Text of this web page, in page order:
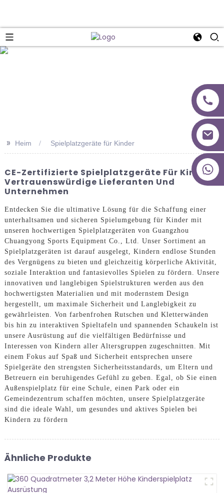
>> Heim Spielplatzgeräte für Kinder
CE-Zertifizierte Spielplatzgeräte Für Kinder –
Vertrauenswürdige Lieferanten Und
Unternehmen
Entdecken Sie die ultimative Lösung für die Schaffung einer
unterhaltsamen und sicheren Spielumgebung für Kinder mit
unseren hochwertigen Spielplatzgeräten von Guangzhou
Chuangyong Sports Equipment Co., Ltd. Unser Sortiment an
Spielplatzgeräten ist darauf ausgelegt, Kindern endlose Stunden
des Vergnügens zu bieten und gleichzeitig körperliche Aktivität,
soziale Interaktion und fantasievolles Spielen zu fördern. Unsere
innovativen und langlebigen Spielstrukturen werden aus den
hochwertigsten Materialien und mit modernstem Design
hergestellt, um maximale Sicherheit und Langlebigkeit zu
gewährleisten. Von farbenfrohen Rutschen und Kletterwänden
bis hin zu interaktiven Spieltafeln und spannenden Schaukeln ist
unsere Ausrüstung auf die vielfältigen Bedürfnisse und
Interessen von Kindern aller Altersgruppen zugeschnitten. Mit
einem Fokus auf Spaß und Sicherheit entsprechen unsere
Spielgeräte den strengsten Sicherheitsstandards, um Eltern und
Betreuern ein beruhigendes Gefühl zu geben. Egal, ob Sie einen
Außenspielplatz für eine Schule, einen Park oder ein
Gemeindezentrum schaffen möchten, unsere Spielplatzgeräte
sind die ideale Wahl, um gesundes und aktives Spielen bei
Kindern zu fördern
Ähnliche Produkte